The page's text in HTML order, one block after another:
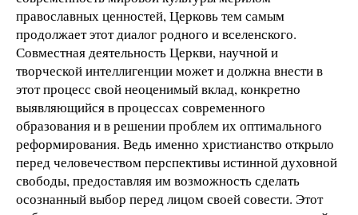
православных ценностей, Церковь тем самым
продолжает этот диалог родного и вселенского.
Совместная деятельность Церкви, научной и
творческой интеллигенции может и должна внести в
этот процесс свой неоценимый вклад, конкретно
выявляющийся в процессах современного
образования и в решении проблем их оптимального
реформирования. Ведь именно христианство открыло
перед человечеством перспективы истинной духовной
свободы, предоставляя им возможность сделать
осознанный выбор перед лицом своей совести. Этот